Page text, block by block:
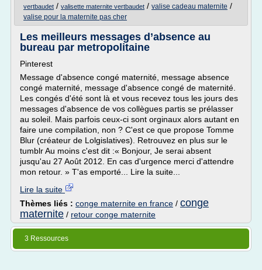
vertbaudet / valisette maternite vertbaudet / valise cadeau maternite /
valise pour la maternite pas cher
Les meilleurs messages d’absence au
bureau par metropolitaine
Pinterest
Message d'absence congé maternité, message absence
congé maternité, message d'absence congé de maternité.
Les congés d'été sont là et vous recevez tous les jours des
messages d'absence de vos collègues partis se prélasser
au soleil. Mais parfois ceux-ci sont orginaux alors autant en
faire une compilation, non ? C'est ce que propose Tomme
Blur (créateur de Lolgislatives). Retrouvez en plus sur le
tumblr Au moins c'est dit :« Bonjour, Je serai absent
jusqu'au 27 Août 2012. En cas d'urgence merci d'attendre
mon retour. » T'as emporté... Lire la suite...
Lire la suite
Thèmes liés : conge maternite en france / conge
maternite / retour conge maternite
3 Ressources